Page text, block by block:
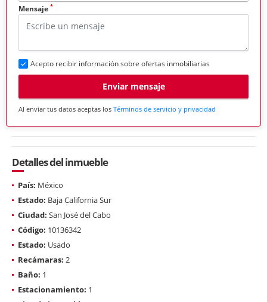
Mensaje *
Acepto recibir información sobre ofertas inmobiliarias
Enviar mensaje
Al enviar tus datos aceptas los Términos de servicio y privacidad
Detalles del inmueble
País: México
Estado: Baja California Sur
Ciudad: San José del Cabo
Código: 10136342
Estado: Usado
Recámaras: 2
Baño: 1
Estacionamiento: 1